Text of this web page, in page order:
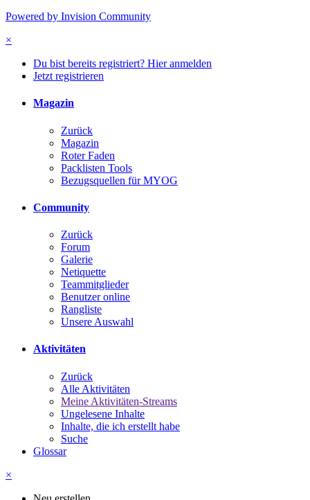
Powered by Invision Community
×
Du bist bereits registriert? Hier anmelden
Jetzt registrieren
Magazin
Zurück
Magazin
Roter Faden
Packlisten Tools
Bezugsquellen für MYOG
Community
Zurück
Forum
Galerie
Netiquette
Teammitglieder
Benutzer online
Rangliste
Unsere Auswahl
Aktivitäten
Zurück
Alle Aktivitäten
Meine Aktivitäten-Streams
Ungelesene Inhalte
Inhalte, die ich erstellt habe
Suche
Glossar
×